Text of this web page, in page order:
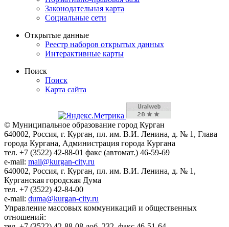
Законодательная карта
Социальные сети
Открытые данные
Реестр наборов открытых данных
Интерактивные карты
Поиск
Поиск
Карта сайта
© Муниципальное образование город Курган
640002, Россия, г. Курган, пл. им. В.И. Ленина, д. № 1, Глава
города Кургана, Администрация города Кургана
тел. +7 (3522) 42-88-01 факс (автомат.) 46-59-69
e-mail: mail@kurgan-city.ru
640002, Россия, г. Курган, пл. им. В.И. Ленина, д. № 1,
Курганская городская Дума
тел. +7 (3522) 42-84-00
e-mail: duma@kurgan-city.ru
Управление массовых коммуникаций и общественных
отношений: